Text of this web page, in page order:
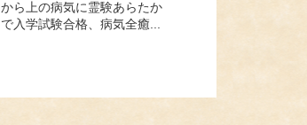
から上の病気に霊験あらたか
で入学試験合格、病気全癒...